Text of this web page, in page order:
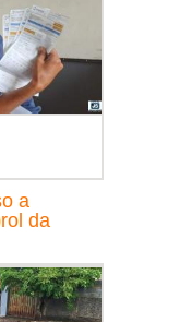
a
da